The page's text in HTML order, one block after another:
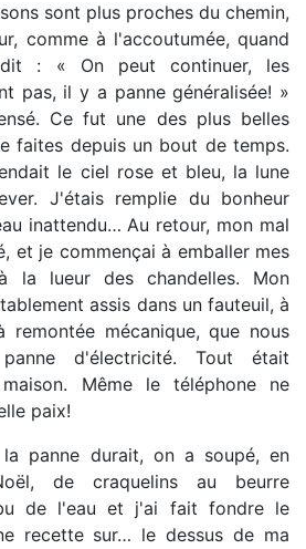
sont plus proches du chemin,
comme à l'accoutumée, quand
: « On peut continuer, les
pas, il y a panne généralisée! »
Ce fut une des plus belles
faites depuis un bout de temps.
le ciel rose et bleu, la lune
J'étais remplie du bonheur
inattendu… Au retour, mon mal
et je commençai à emballer mes
la lueur des chandelles. Mon
assis dans un fauteuil, à
mécanique, que nous
d'électricité. Tout était
Même le téléphone ne
paix!
la panne durait, on a soupé, en
de craquelins au beurre
de l'eau et j'ai fait fondre le
recette sur… le dessus de ma